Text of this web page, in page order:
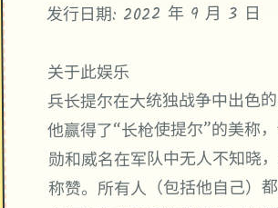
发行日期: 2022 年 9 月 3 日
关于此娱乐
兵长提尔在大统独战争中出色
他赢得了“长枪使提尔”的美称
勋和威名在军队中无人不知晓
称赞。所有人（包括他自己）